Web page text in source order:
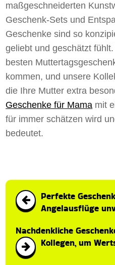
maßgeschneiderten
Geschenk-Sets und
Geschenke sind so
geliebt und geschätzt
besten
kommen, und unsere
die Ihre Mutter extra
Geschenke für Mama mit
für immer schätzen wird
bedeutet.
Perfekte
Angelausflüge
Nachdenkliche
Kollegen, um